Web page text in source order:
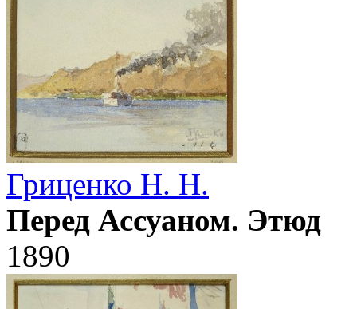
Гриценко Н. Н.
Перед Ассуаном. Этюд
1890